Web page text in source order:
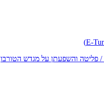
/ פליטה והשפעתן על מגדש הטורבו